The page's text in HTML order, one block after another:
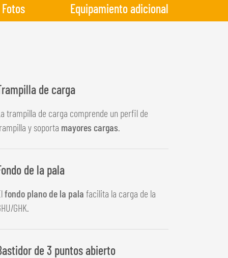
Fotos Equipamiento adicional
de carga
trampilla de carga comprende un perfil de
y soporta mayores cargas
de la pala
fondo plano de la pala facilita la carga de la
GHK.
de 3 puntos abierto